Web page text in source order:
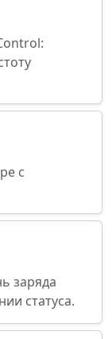
с
заряда
статуса.